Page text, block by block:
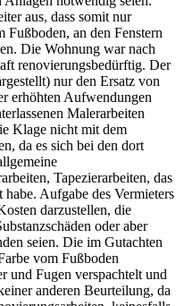
aus, dass somit nur
Fußboden, an den Fenstern
Die Wohnung war nach
renovierungsbedürftig. Der
nur den Ersatz von
erhöhten Aufwendungen
Malerarbeiten
Klage nicht mit dem
da es sich bei den dort
Tapezierarbeiten, das
Aufgabe des Vermieters
darzustellen, die
oder aber
seien. Die im Gutachten
vom Fußboden
und Fugen verspachtelt und
anderen Beurteilung, da